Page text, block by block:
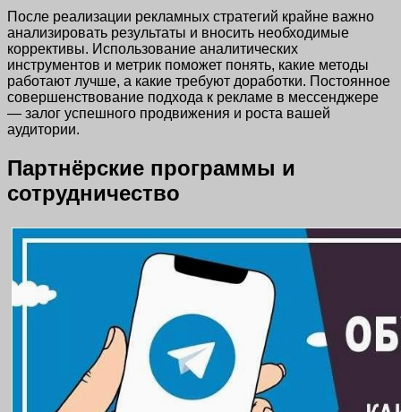
После реализации рекламных стратегий крайне важно
анализировать результаты и вносить необходимые
коррективы. Использование аналитических
инструментов и метрик поможет понять, какие методы
работают лучше, а какие требуют доработки. Постоянное
совершенствование подхода к рекламе в мессенджере
— залог успешного продвижения и роста вашей
аудитории.
Партнёрские программы и
сотрудничество